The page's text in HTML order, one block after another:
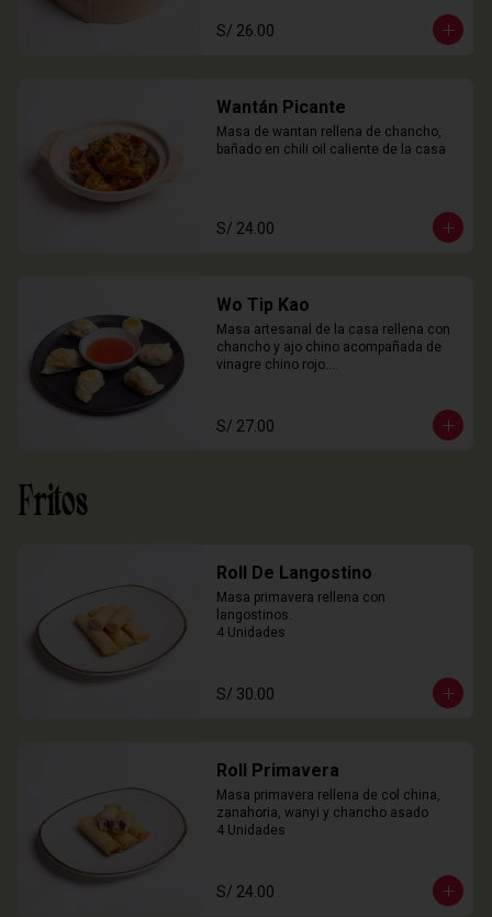
S/ 26.00
Wantán Picante
Masa de wantan rellena de chancho,
bañado en chili oil caliente de la casa
S/ 24.00
Wo Tip Kao
Masa artesanal de la casa rellena con
chancho y ajo chino acompañada de
vinagre chino rojo.
S/ 27.00
Fritos
Roll De Langostino
Masa primavera rellena con
langostinos.
4 Unidades
S/ 30.00
Roll Primavera
Masa primavera rellena de col china,
zanahoria, wanyi y chancho asado
4 Unidades
S/ 24.00